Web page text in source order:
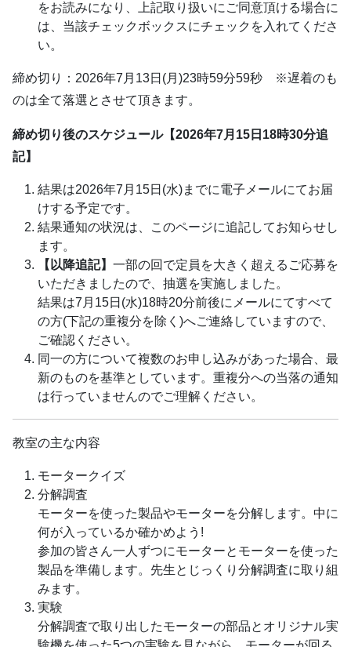
をお読みになり、上記取り扱いにご同意頂ける場合に
は、当該チェックボックスにチェックを入れてくださ
い。
締め切り：2026年7月13日(月)23時59分59秒 ※遅着のも
のは全て落選とさせて頂きます。
締め切り後のスケジュール【2026年7月15日18時30分追
記】
結果は2026年7月15日(水)までに電子メールにてお届
けする予定です。
結果通知の状況は、このページに追記してお知らせし
ます。
【以降追記】 一部の回で定員を大きく超えるご応募を
いただきましたので、抽選を実施しました。
結果は7月15日(水)18時20分前後にメールにてすべて
の方(下記の重複分を除く)へご連絡していますので、
ご確認ください。
同一の方について複数のお申し込みがあった場合、最
新のものを基準としています。重複分への当落の通知
は行っていませんのでご理解ください。
教室の主な内容
モータークイズ
分解調査
モーターを使った製品やモーターを分解します。中に
何が入っているか確かめよう!
参加の皆さん一人ずつにモーターとモーターを使った
製品を準備します。先生とじっくり分解調査に取り組
みます。
実験
分解調査で取り出したモーターの部品とオリジナル実